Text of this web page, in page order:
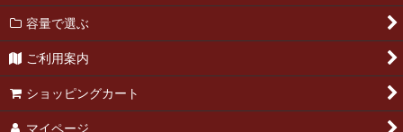
緑茶25g
武夷岩茶50g
容量で選ぶ
ご利用案内
ショッピングカート
マイページ